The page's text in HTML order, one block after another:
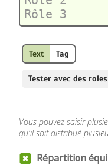
Text Tag
Tester avec des roles
Vous pouvez saisir
qu'il soit distribué
Répartition